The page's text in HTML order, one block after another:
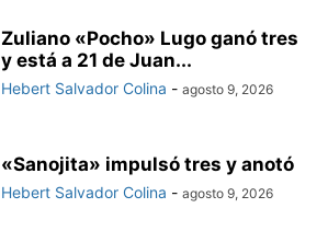
Zuliano «Pocho» Lugo ganó tres
y está a 21 de Juan...
Hebert Salvador Colina - agosto 9, 2026
«Sanojita» impulsó tres y anotó
Hebert Salvador Colina - agosto 9, 2026